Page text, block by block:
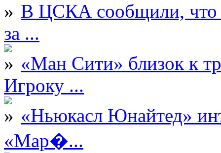
В ЦСКА сообщили, что
за ...
«Ман Сити» близок к
Игроку ...
«Ньюкасл Юнайтед»
«Мар�...